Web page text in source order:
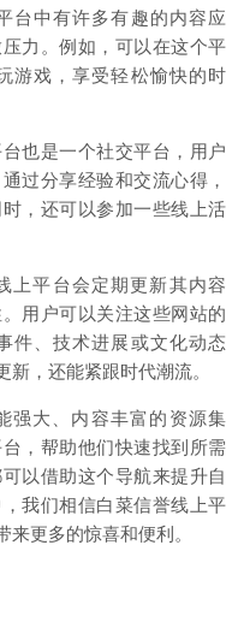
台中有许多有趣的内容应
力。例如，可以在这个平
游戏，享受轻松愉快的时
也是一个社交平台，用户
过分享经验和交流心得，
，还可以参加一些线上活
上平台会定期更新其内容
用户可以关注这些网站的
件、技术进展或文化动态
，还能紧跟时代潮流。
强大、内容丰富的资源集
，帮助他们快速找到所需
以借助这个导航来提升自
我们相信白菜信誉线上平
更多的惊喜和便利。